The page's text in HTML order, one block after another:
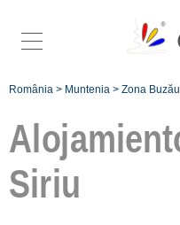
România > Muntenia > Zona Buzău
Siriu